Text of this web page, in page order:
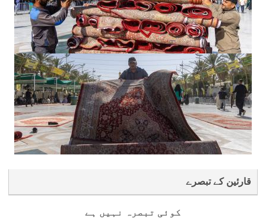
قارئین کے تبصرے
کوئی تبصرہ نہیں ہے